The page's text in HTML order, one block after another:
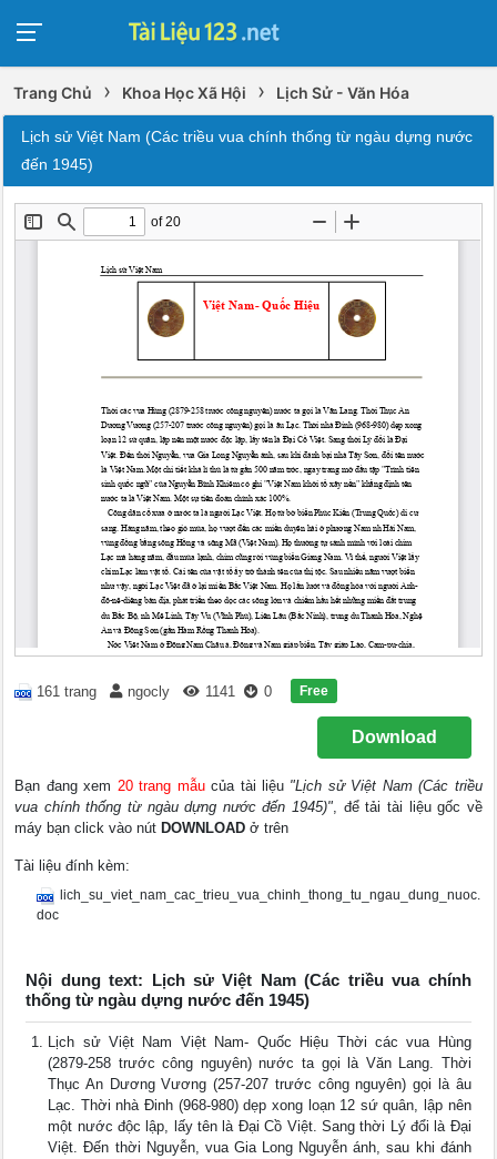
Trang Chủ › Khoa Học Xã Hội › Lịch Sử - Văn Hóa
Lịch sử Việt Nam (Các triều vua chính thống từ ngàu dựng nước
đến 1945)
161 trang ngocly 1141 0 Free
Download
Bạn đang xem 20 trang mẫucủa tài liệu "Lịch sử Việt Nam (Các triều
vua chính thống từ ngàu dựng nước đến 1945)", để tải tài liệu gốc về
máy bạn click vào nút DOWNLOAD ở trên
Tài liệu đính kèm:
lich_su_viet_nam_cac_trieu_vua_chinh_thong_tu_ngau_dung_nuoc.
doc
Nội dung text: Lịch sử Việt Nam (Các triều vua chính
thống từ ngàu dựng nước đến 1945)
Lịch sử Việt Nam Việt Nam- Quốc Hiệu Thời các vua Hùng
(2879-258 trước công nguyên) nước ta gọi là Văn Lang. Thời
Thục An Dương Vương (257-207 trước công nguyên) gọi là âu
Lạc. Thời nhà Đinh (968-980) dẹp xong loạn 12 sứ quân, lập nên
một nước độc lập, lấy tên là Đại Cồ Việt. Sang thời Lý đổi là Đại
Việt. Đến thời Nguyễn, vua Gia Long Nguyễn ánh, sau khi đánh